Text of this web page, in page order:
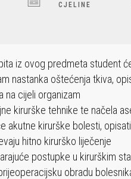
CJELINE
iz ovog predmeta student
nastanka oštećenja tkiva,
na cijeli organizam
kirurške tehnike te načela
akutne kirurške bolesti,
hitno kirurško liječenje
postupke u kirurškim
obradu